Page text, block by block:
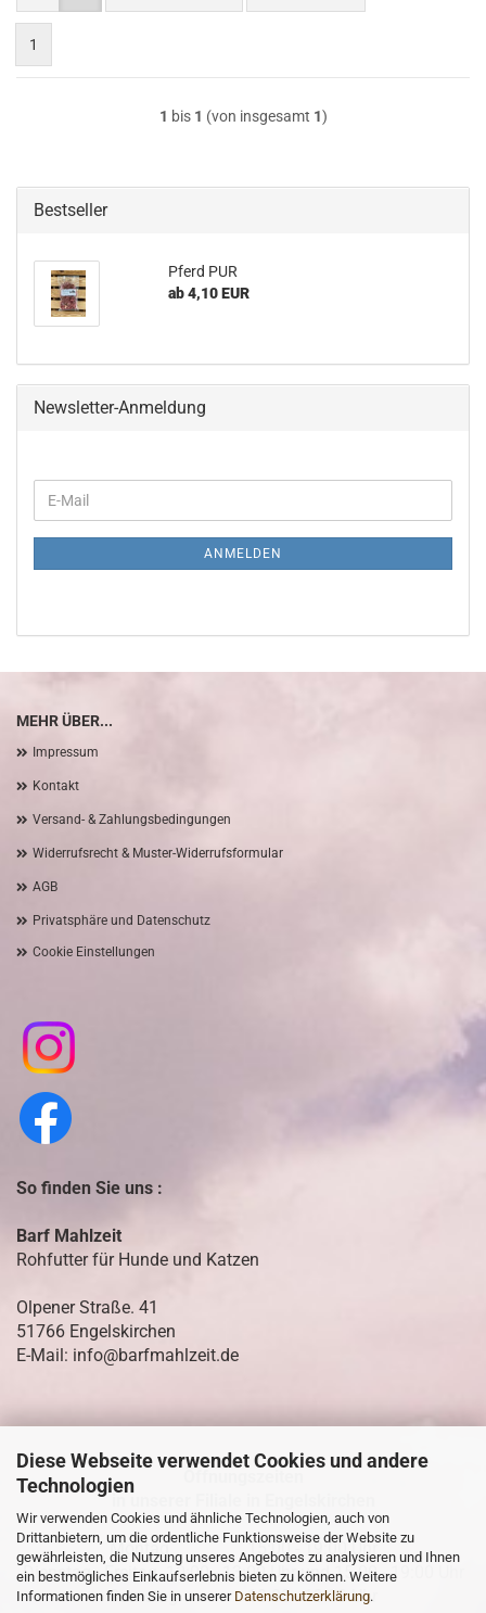
Diese Webseite verwendet Cookies und andere
Technologien
Wir verwenden Cookies und ähnliche Technologien, auch von
Drittanbietern, um die ordentliche Funktionsweise der Website zu
gewährleisten, die Nutzung unseres Angebotes zu analysieren und Ihnen
ein bestmögliches Einkaufserlebnis bieten zu können. Weitere
Informationen finden Sie in unserer Datenschutzerklärung.
1
1 bis 1 (von insgesamt 1)
Bestseller
Pferd PUR
ab 4,10 EUR
Newsletter-Anmeldung
ZUR
E-
Mail
ANMELDEN
MEHR ÜBER...
Impressum
Kontakt
Versand- & Zahlungsbedingungen
Widerrufsrecht & Muster-Widerrufsformular
AGB
Privatsphäre und Datenschutz
Cookie Einstellungen
So finden Sie uns :
Barf Mahlzeit
Rohfutter für Hunde und Katzen
Olpener Straße. 41
51766 Engelskirchen
E-Mail: info@barfmahlzeit.de
Montag 15:00 - 19:00 Uhr
Dienstag - Freitag 10:00 - 13:00 Uhr und 15.00 - 19:00 Uhr
Samstag 10:00 - 13:00 Uhr